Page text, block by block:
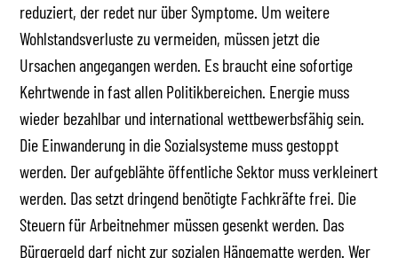
reduziert, der redet nur über Symptome. Um weitere
Wohlstandsverluste zu vermeiden, müssen jetzt die
Ursachen angegangen werden. Es braucht eine sofortige
Kehrtwende in fast allen Politikbereichen. Energie muss
wieder bezahlbar und international wettbewerbsfähig sein.
Die Einwanderung in die Sozialsysteme muss gestoppt
werden. Der aufgeblähte öffentliche Sektor muss verkleinert
werden. Das setzt dringend benötigte Fachkräfte frei. Die
Steuern für Arbeitnehmer müssen gesenkt werden. Das
Bürgergeld darf nicht zur sozialen Hängematte werden. Wer